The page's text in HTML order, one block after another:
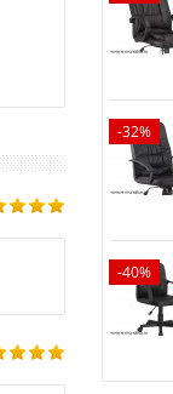
-32%
-40%